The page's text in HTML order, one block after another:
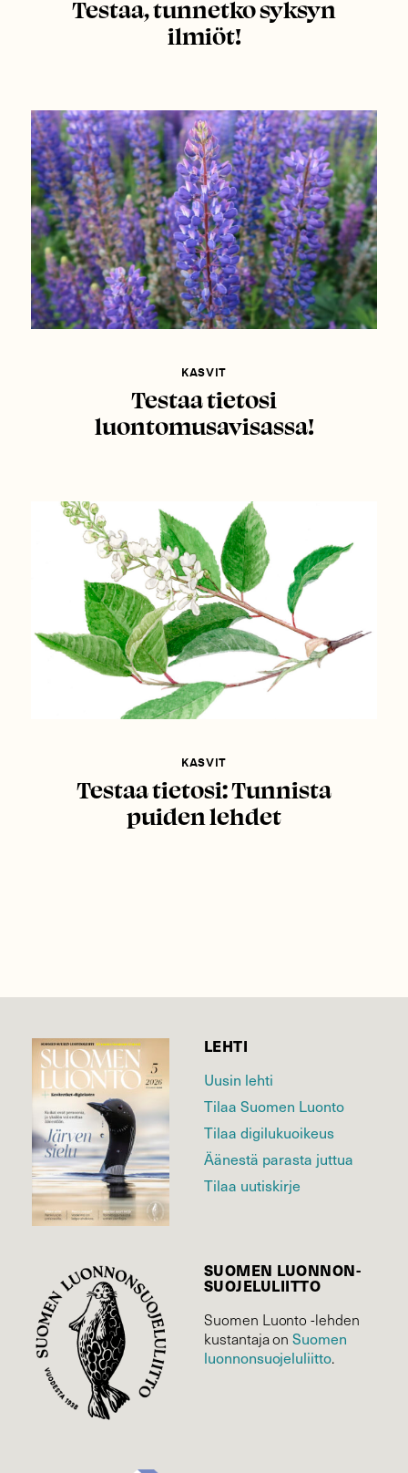
Testaa, tunnetko syksyn
ilmiöt!
KASVIT
Testaa tietosi
luontomusavisassa!
KASVIT
Testaa tietosi: Tunnista
puiden lehdet
LEHTI
Uusin lehti
Tilaa Suomen Luonto
Tilaa digilukuoikeus
Äänestä parasta juttua
Tilaa uutiskirje
SUOMEN LUONNON­
SUOJELU­LIITTO
Suomen Luonto -lehden
kustantaja onSuomen
luonnonsuojelu­liitto.